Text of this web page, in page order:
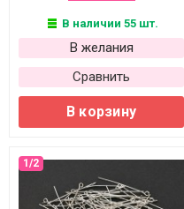
В наличии 55 шт.
В желания
Сравнить
В корзину